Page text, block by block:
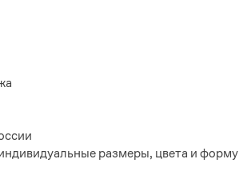
размеры, цвета и форму